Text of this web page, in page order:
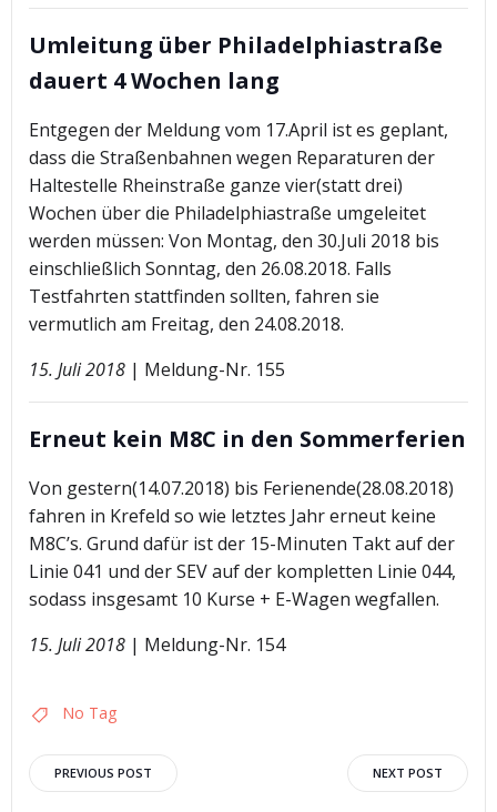
Umleitung über Philadelphiastraße
dauert 4 Wochen lang
Entgegen der Meldung vom 17.April ist es geplant,
dass die Straßenbahnen wegen Reparaturen der
Haltestelle Rheinstraße ganze vier(statt drei)
Wochen über die Philadelphiastraße umgeleitet
werden müssen: Von Montag, den 30.Juli 2018 bis
einschließlich Sonntag, den 26.08.2018. Falls
Testfahrten stattfinden sollten, fahren sie
vermutlich am Freitag, den 24.08.2018.
15. Juli 2018 | Meldung-Nr. 155
Erneut kein M8C in den Sommerferien
Von gestern(14.07.2018) bis Ferienende(28.08.2018)
fahren in Krefeld so wie letztes Jahr erneut keine
M8C’s. Grund dafür ist der 15-Minuten Takt auf der
Linie 041 und der SEV auf der kompletten Linie 044,
sodass insgesamt 10 Kurse + E-Wagen wegfallen.
15. Juli 2018 | Meldung-Nr. 154
No Tag
Post
PREVIOUS POST NEXT POST